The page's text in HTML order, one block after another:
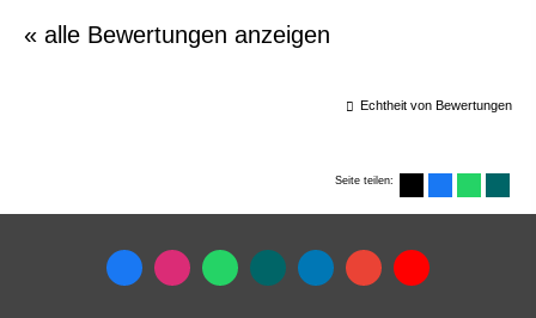
« alle Bewertungen anzeigen
Echtheit von Bewertungen
Seite teilen: